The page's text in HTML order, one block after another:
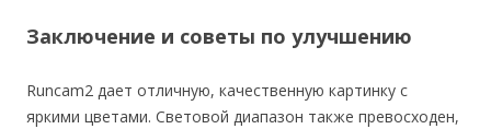
Заключение и советы по улучшению
Runcam2 дает отличную, качественную картинку с
яркими цветами. Световой диапазон также превосходен,